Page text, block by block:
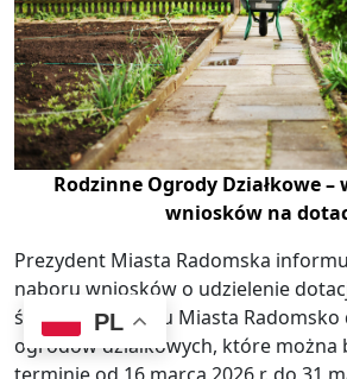
Rodzinne Ogrody Działkowe
wniosków na
Prezydent Miasta Radomska
naboru wniosków o udzielenie
środków budżetu Miasta Radomsko
ogrodów działkowych, które można
PL